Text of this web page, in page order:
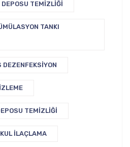
TEMIZLIĞI
TANKI
DEZENFEKSIYON
TEMIZLIĞI
İLAÇLAMA